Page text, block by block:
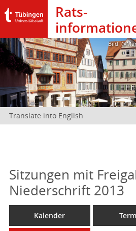
Rats­
Bild:
Translate into English
Sitzungen mit
Niederschrift 2013
Kalender